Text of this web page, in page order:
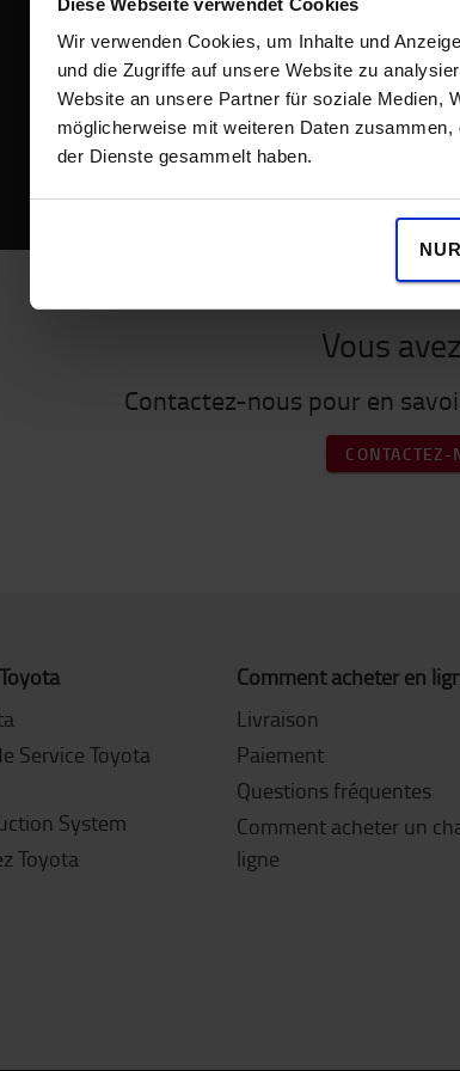
Wir verwenden Cookies, um Inhalte und
und die Zugriffe auf unsere Website zu
Website an unsere Partner für soziale Medien,
möglicherweise mit weiteren Daten
der Dienste gesammelt haben.
Vous
Contactez-nous pour en
CONTACTEZ-
Service Toyota
System
Toyota
Comment acheter en
Livraison
Paiement
Questions fréquentes
Comment acheter un
ligne